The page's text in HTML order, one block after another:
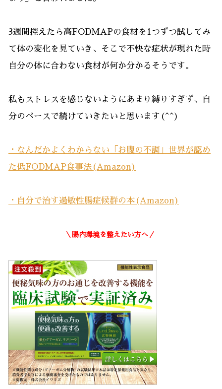
3週間控えたら高FODMAPの食材を1つずつ試してみ
て体の変化を見ていき、そこで不快な症状が現れた時
自分の体に合わない食材が何か分かるそうです。
私もストレスを感じないようにあまり縛りすぎず、自
分のペースで続けていきたいと思います(^^)
・なんだかよくわからない「お腹の不調」世界が認め
た低FODMAP食事法(Amazon)
・自分で治す過敏性腸症候群の本(Amazon)
＼腸内環境を整えたい方へ／